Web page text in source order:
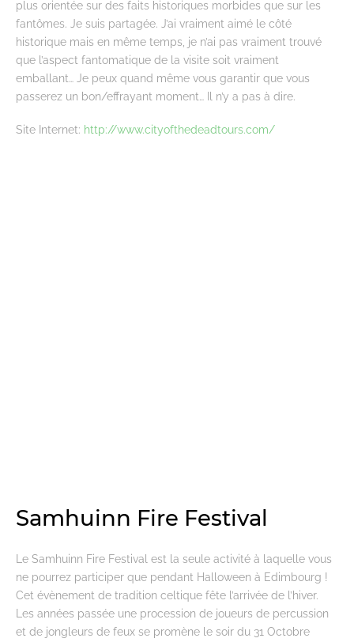
plus orientée sur des faits historiques morbides que sur les
fantômes. Je suis partagée. J’ai vraiment aimé le côté
historique mais en même temps, je n’ai pas vraiment trouvé
que l’aspect fantomatique de la visite soit vraiment
emballant… Je peux quand même vous garantir que vous
passerez un bon/effrayant moment… Il n’y a pas à dire.
Site Internet: http://www.cityofthedeadtours.com/
Samhuinn Fire Festival
Le Samhuinn Fire Festival est la seule activité à laquelle vous
ne pourrez participer que pendant Halloween à Edimbourg !
Cet évènement de tradition celtique fête l’arrivée de l’hiver.
Les années passée une procession de joueurs de percussion
et de jongleurs de feux se promène le soir du 31 Octobre